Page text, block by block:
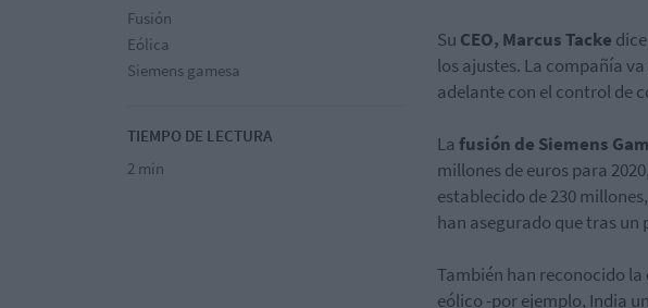
Fusión
Eólica
Siemens gamesa
TIEMPO DE LECTURA
2 min
Su CEO, Marcus Tacke
los ajustes. La compañía
adelante con el control de
La fusión de Siemens
millones de euros para
establecido de 230
han asegurado que tras
También han reconocido la
eólico -por ejemplo, India